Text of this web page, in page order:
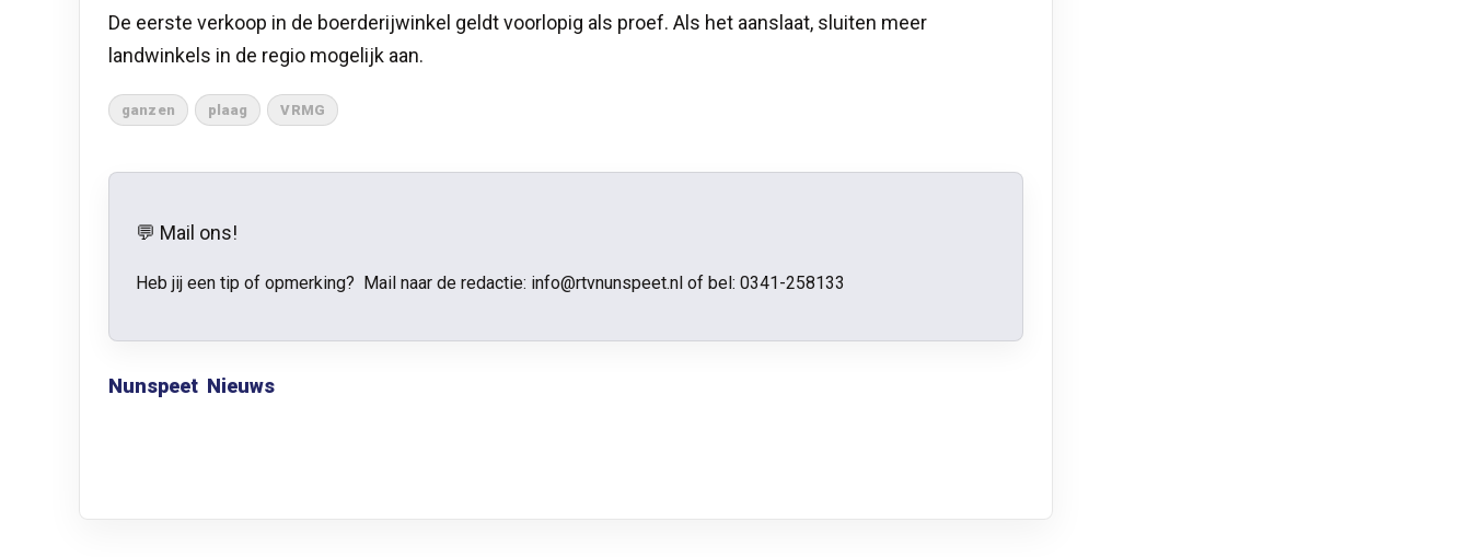
De eerste verkoop in de boerderijwinkel geldt voorlopig als proef. Als het aanslaat, sluiten meer
landwinkels in de regio mogelijk aan.
ganzen plaag VRMG
💬 Mail ons!
Heb jij een tip of opmerking? Mail naar de redactie: info@rtvnunspeet.nl of bel: 0341-258133
Nunspeet Nieuws